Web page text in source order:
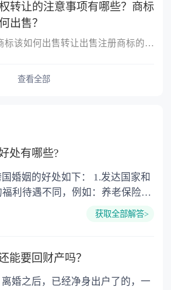
转让的注意事项有哪些？商标
出售？
一、商标该如何出售转让出售注册商标的，转让人和受让人应当签订转...
查看全部
处有哪些?
利待遇不同，例如：养老保险
体城市。 2.西方文化不同。男性
女权主义，对女权的保护。例
获取全部解答>
能要回财产吗？